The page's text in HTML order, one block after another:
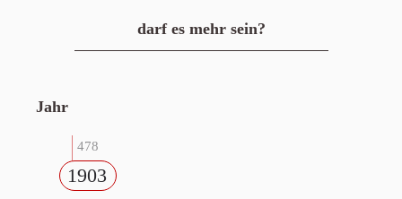
darf es mehr sein?
Jahr
478
1903